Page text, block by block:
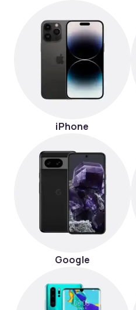
iPhone
Google